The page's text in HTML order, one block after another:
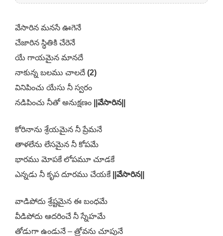
వేసారిన మనసే ఊగెనే
చేజారిన స్ధితికి చేరెనే
యే గాయమైన మానదే
నాకున్న బలము చాలదే (2)
వినిపించు యేసు నీ స్వరం
నడిపించు నీతో అనుక్షణం ||వేసారిన||
కోరినాను శ్రేయమైన నీ ప్రేమనే
తాళలేను లేసమైన నీ కోపమే
భారము మోపకే లోపమూ చూడకే
ఎన్నడు నీ కృప దూరము చేయకే||వేసారిన||
వాడిపోదు శ్రేష్టమైన ఈ బంధమే
వీడిపోదు ఆదరించే నీ స్నేహమే
తోడుగా ఉండునే – త్రోవను చూపునే